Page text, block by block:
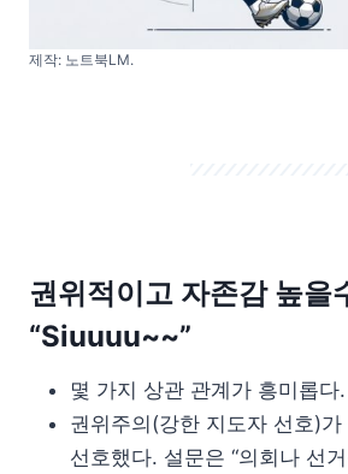
제작: 노트북LM.
권위적이고 자존감 높을
“Siuuuu~~”
몇 가지 상관 관계가 흥미롭다.
권위주의(강한 지도자 선호)
선호했다. 설문은 “의회나 선